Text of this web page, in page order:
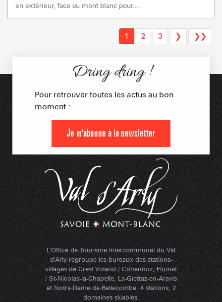
en extérieur, face au mont blanc pour...
1 2 3 ❯ ❯❯
L'Office de Tourisme Intercommunal du Val
d'Arly regroupe les bureaux des stations-
villages de Crest-Voland / Cohennoz, Flumet
/ St-Nicolas-la-Chapelle, La-Giettaz-en-Aravis
et Notre-Dame-de-Bellecombe. 4 stations, 2
domaines skiables.
Dring dring !
Pour retrouver toutes les actus au bon
moment :
Je m'abonne à la newsletter